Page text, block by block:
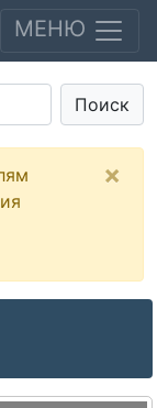
МЕНЮ
Поиск
×